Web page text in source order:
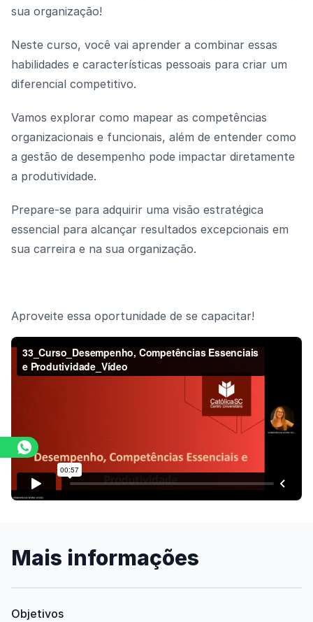
sua organização!
Neste curso, você vai aprender a combinar essas
habilidades e características pessoais para criar um
diferencial competitivo.
Vamos explorar como mapear as competências
organizacionais e funcionais, além de entender como
a gestão de desempenho pode impactar diretamente
a produtividade.
Prepare-se para adquirir uma visão estratégica
essencial para alcançar resultados excepcionais em
sua carreira e na sua organização.
Aproveite essa oportunidade de se capacitar!
Assista o vídeo
Mais informações
Objetivos